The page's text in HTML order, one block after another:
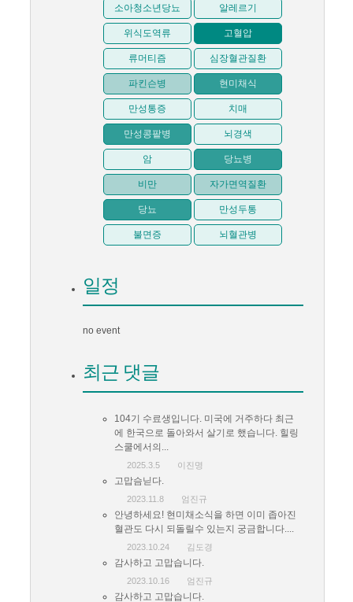
소아청소년당뇨 알레르기
위식도역류 고혈압
류머티즘 심장혈관질환
파킨슨병 현미채식
만성통증 치매
만성콩팥병 뇌경색
암 당뇨병
비만 자가면역질환
당뇨 만성두통
불면증 뇌혈관병
일정
no event
최근 댓글
104기 수료생입니다. 미국에 거주하다 최근
에 한국으로 돌아와서 살기로 했습니다. 힐링
스쿨에서의...
2025.3.5 이진명
고맙슴닏다.
2023.11.8 엄진규
안녕하세요! 현미채소식을 하면 이미 좁아진
혈관도 다시 되돌릴수 있는지 궁금합니다....
2023.10.24 김도경
감사하고 고맙습니다.
2023.10.16 엄진규
감사하고 고맙습니다.